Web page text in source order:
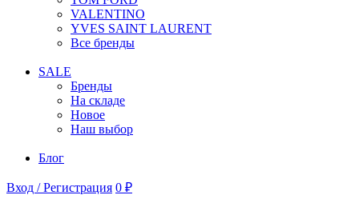
VALENTINO
YVES SAINT LAURENT
Все бренды
SALE
Бренды
На складе
Новое
Наш выбор
Блог
Вход / Регистрация 0 ₽